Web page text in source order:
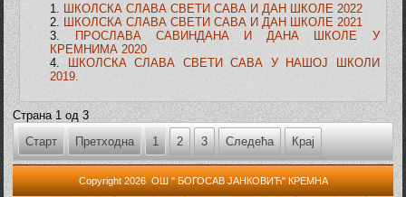
ШКОЛСКА СЛАВА СВЕТИ САВА И ДАН ШКОЛЕ 2022
ШКОЛСКА СЛАВА СВЕТИ САВА И ДАН ШКОЛЕ 2021
ПРОСЛАВА САВИНДАНА И ДАНА ШКОЛЕ У
КРЕМНИМА 2020
ШКОЛСКА СЛАВА СВЕТИ САВА У НАШОЈ ШКОЛИ
2019.
Страна 1 од 3
Старт
Претходна 1 2 3 Следећа Крај
Copyright 2026 ОШ " БОГОСАВ ЈАНКОВИЋ" КРЕМНА